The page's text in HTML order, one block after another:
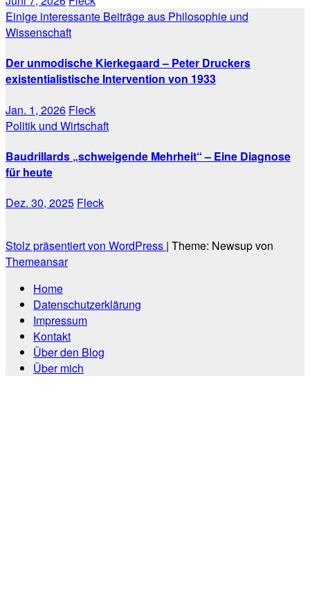
Einige interessante Beiträge aus Philosophie und
Wissenschaft
Der unmodische Kierkegaard – Peter Druckers
existentialistische Intervention von 1933
Jan. 1, 2026 Fleck
Politik und Wirtschaft
Baudrillards „schweigende Mehrheit“ – Eine Diagnose
für heute
Dez. 30, 2025 Fleck
Stolz präsentiert von WordPress | Theme: Newsup von
Themeansar
Home
Datenschutzerklärung
Impressum
Kontakt
Über den Blog
Über mich